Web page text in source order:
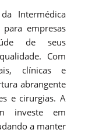
Intermédica
empresas
de seus
Com
clínicas e
abrangente
e cirurgias. A
investe em
a manter